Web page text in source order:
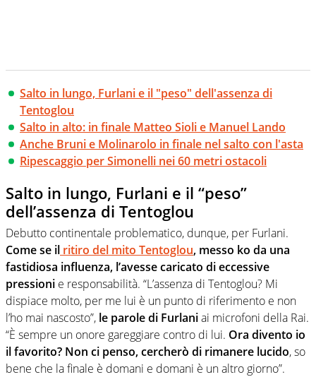
Salto in lungo, Furlani e il "peso" dell'assenza di
Tentoglou
Salto in alto: in finale Matteo Sioli e Manuel Lando
Anche Bruni e Molinarolo in finale nel salto con l'asta
Ripescaggio per Simonelli nei 60 metri ostacoli
Salto in lungo, Furlani e il “peso”
dell’assenza di Tentoglou
Debutto continentale problematico, dunque, per Furlani.
Come se il ritiro del mito Tentoglou, messo ko da una
fastidiosa influenza, l’avesse caricato di eccessive
pressioni e responsabilità. “L’assenza di Tentoglou? Mi
dispiace molto, per me lui è un punto di riferimento e non
l’ho mai nascosto”, le parole di Furlaniai microfoni della Rai.
“È sempre un onore gareggiare contro di lui. Ora divento io
il favorito? Non ci penso, cercherò di rimanere lucido, so
bene che la finale è domani e domani è un altro giorno”.